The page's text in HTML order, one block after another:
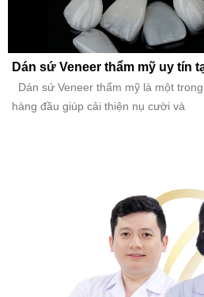
Dán sứ Veneer thẩm mỹ uy tín
Dán sứ Veneer thẩm mỹ là một
hàng đầu giúp cải thiện nụ cười và